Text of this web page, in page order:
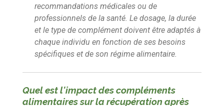
recommandations médicales ou de
professionnels de la santé. Le dosage, la durée
et le type de complément doivent être adaptés à
chaque individu en fonction de ses besoins
spécifiques et de son régime alimentaire.
Quel est l'impact des compléments
alimentaires sur la récupération après